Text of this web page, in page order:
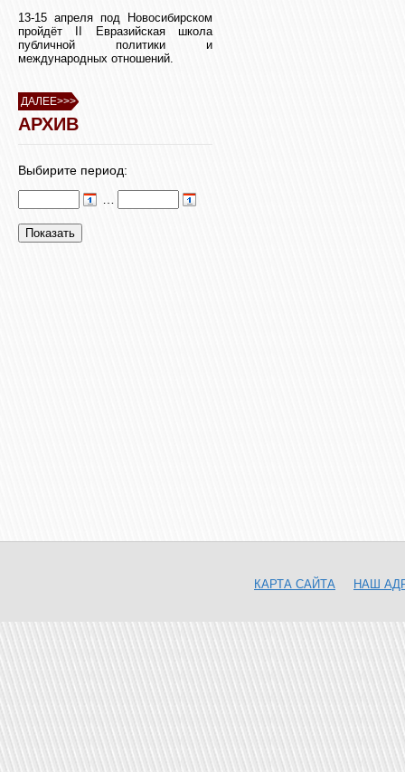
13-15 апреля под Новосибирском
пройдёт II Евразийская школа
публичной политики и
международных отношений.
ДАЛЕЕ>>>
АРХИВ
Выбирите период:
КАРТА САЙТА НАШ